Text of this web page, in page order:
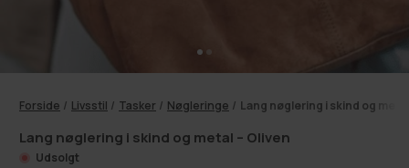
Forside / Livsstil / Tasker / Nøgleringe / Lang nøglering i skind og
Lang nøglering i skind og metal – Oliven
Udsolgt